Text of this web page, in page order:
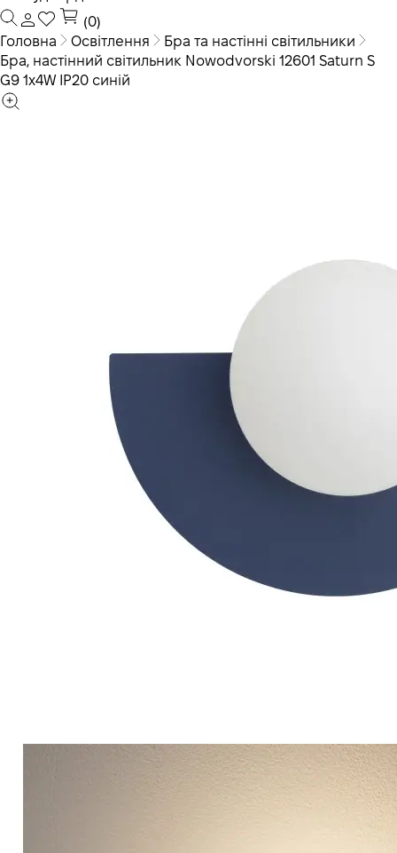
(0)
Головна
Освітлення
Бра та настінні світильники
Бра, настінний світильник Nowodvorski 12601 Saturn S
G9 1x4W IP20 синій